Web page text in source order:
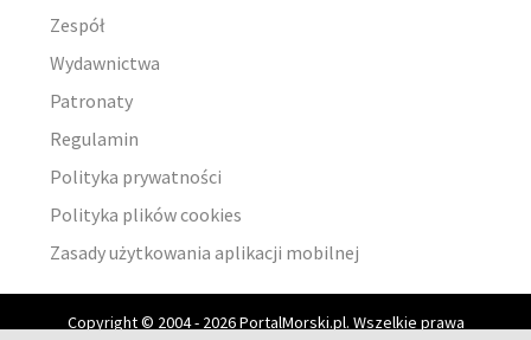
Zespół
Wydawnictwa
Patronaty
Regulamin
Polityka prywatności
Polityka plików cookies
Zasady użytkowania aplikacji mobilnej
Copyright © 2004 - 2026 PortalMorski.pl. Wszelkie prawa